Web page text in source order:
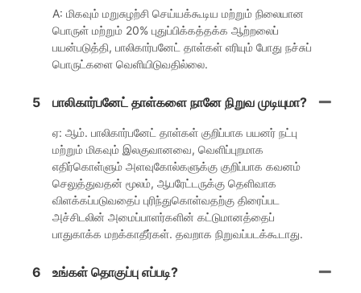
A: மிகவும் மறுசுழற்சி செய்யக்கூடிய மற்றும் நிலையான
பொருள் மற்றும் 20% புதுப்பிக்கத்தக்க ஆற்றலைப்
பயன்படுத்தி, பாலிகார்பனேட் தாள்கள் எரியும் போது நச்சுப்
பொருட்களை வெளியிடுவதில்லை.
5 பாலிகார்பனேட் தாள்களை நானே நிறுவ முடியுமா?
ஏ: ஆம். பாலிகார்பனேட் தாள்கள் குறிப்பாக பயனர் நட்பு
மற்றும் மிகவும் இலகுவானவை, வெளிப்புறமாக
எதிர்கொள்ளும் அளவுகோல்களுக்கு குறிப்பாக கவனம்
செலுத்துவதன் மூலம், ஆபரேட்டருக்கு தெளிவாக
விளக்கப்படுவதைப் புரிந்துகொள்வதற்கு திரைப்பட
அச்சிடலின் அமைப்பாளர்களின் கட்டுமானத்தைப்
பாதுகாக்க மறக்காதீர்கள். தவறாக நிறுவப்படக்கூடாது.
6 உங்கள் தொகுப்பு எப்படி?